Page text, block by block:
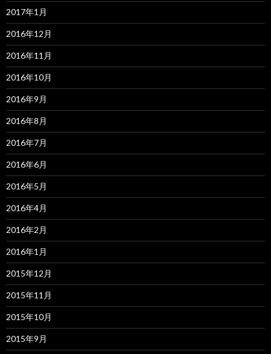
2017年1月
2016年12月
2016年11月
2016年10月
2016年9月
2016年8月
2016年7月
2016年6月
2016年5月
2016年4月
2016年2月
2016年1月
2015年12月
2015年11月
2015年10月
2015年9月